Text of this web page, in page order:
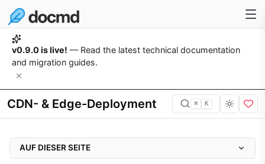
v0.9.0 is live! — Read the latest technical documentation
and migration guides.
CDN- & Edge-Deployment ⌘ K
AUF DIESER SEITE